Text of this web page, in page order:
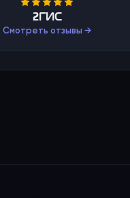
2ГИС
Смотреть отзывы →